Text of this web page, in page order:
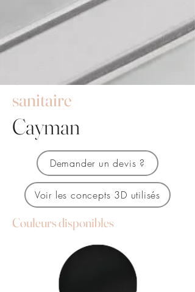
sanitaire
Cayman
Demander un devis ?
Voir les concepts 3D utilisés
Couleurs disponibles